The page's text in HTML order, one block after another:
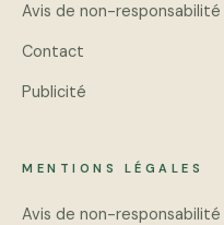
Avis de non-responsabilité
Contact
Publicité
MENTIONS LÉGALES
Avis de non-responsabilité